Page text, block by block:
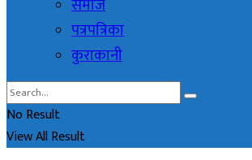
समाज
पत्रपत्रिका
कुराकानी
No Result
View All Result